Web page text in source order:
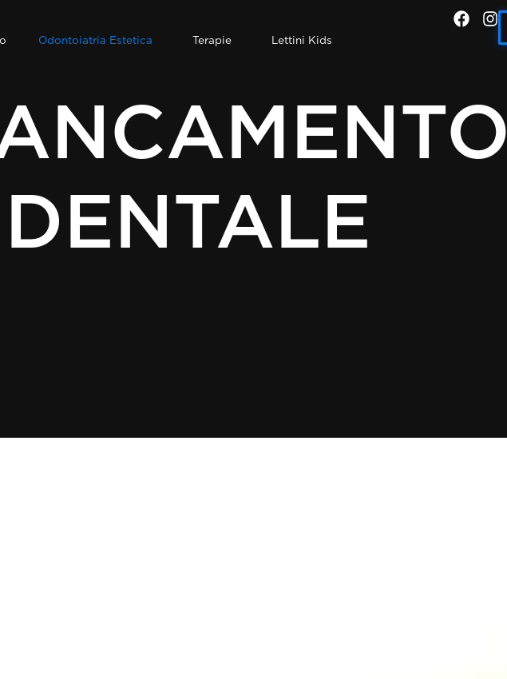
Odontoiatria Estetica Terapie Lettini Kids
DENTALE